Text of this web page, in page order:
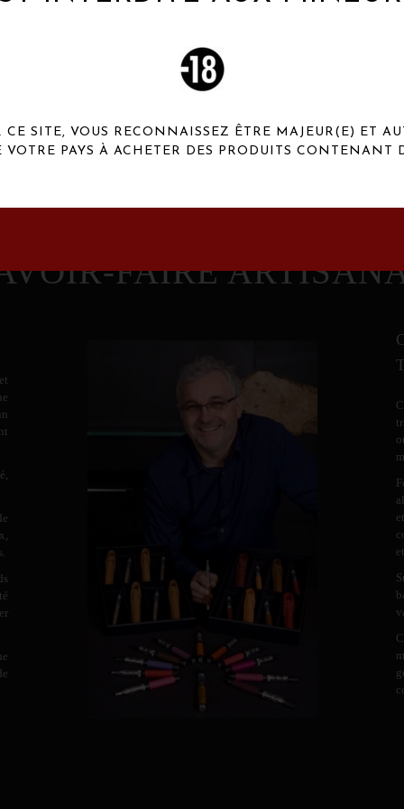
FAIRE
SITE, VOUS RECONNAISSEZ ÊTRE MAJEUR(E) ET
VOTRE PAYS À ACHETER DES PRODUITS CONTENANT